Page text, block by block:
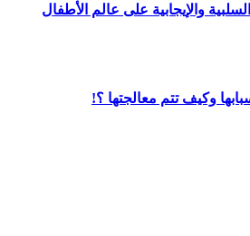
والإيجابية على عالم الأطفال
وكيف تتم معالجتها ؟!